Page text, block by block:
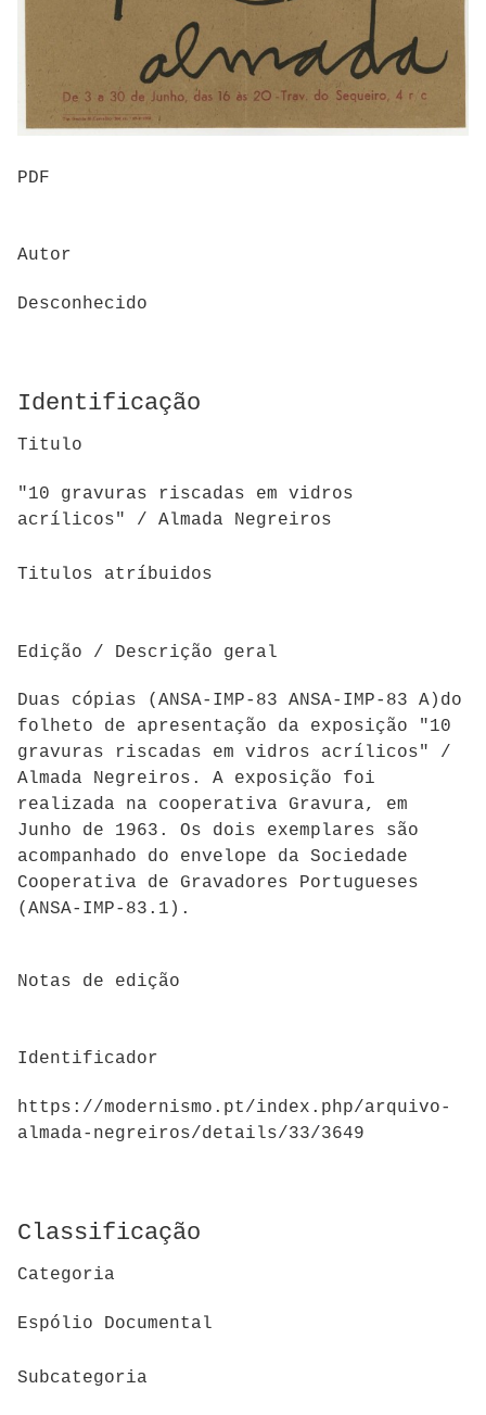
PDF
Autor
Desconhecido
Identificação
Titulo
"10 gravuras riscadas em vidros
acrílicos" / Almada Negreiros
Titulos atríbuidos
Edição / Descrição geral
Duas cópias (ANSA-IMP-83 ANSA-IMP-83 A)do
folheto de apresentação da exposição "10
gravuras riscadas em vidros acrílicos" /
Almada Negreiros. A exposição foi
realizada na cooperativa Gravura, em
Junho de 1963. Os dois exemplares são
acompanhado do envelope da Sociedade
Cooperativa de Gravadores Portugueses
(ANSA-IMP-83.1).
Notas de edição
Identificador
https://modernismo.pt/index.php/arquivo-
almada-negreiros/details/33/3649
Classificação
Categoria
Espólio Documental
Subcategoria